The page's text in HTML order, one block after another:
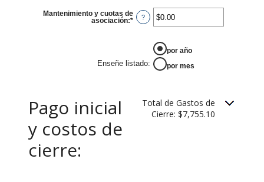
0%
y
10%
Mantenimiento y cuotas de
asociación:* Ingresa
-$20,000.00
$20,000.00
?
Enseñe listado:
por año
por mes
Pago inicial
y costos de
cierre:
Total de Gastos de
Cierre: $7,755.10